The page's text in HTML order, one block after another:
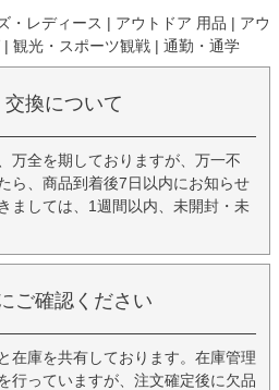
・レディース | アウトドア 用品 | アウ
観光・スポーツ観戦 | 通勤・通学
交換について
万全を期しておりますが、万一不
ら、商品到着後7日以内にお知らせ
ましては、1週間以内、未開封・未
ご確認ください
在庫を共有しております。在庫管理
行っていますが、注文確定後に欠品